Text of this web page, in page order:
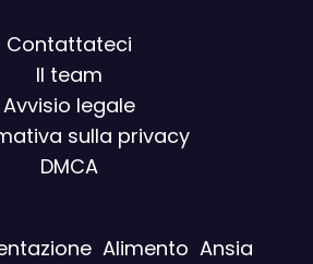
Contattateci
Il team
Avvisio legale
sulla privacy
DMCA
Alimento Ansia